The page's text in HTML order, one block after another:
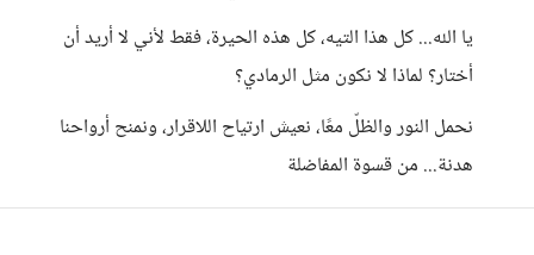
يا الله... كل هذا التيه، كل هذه الحيرة، فقط لأني لا أريد أن
أختار؟ لماذا لا نكون مثل الرمادي؟
نحمل النور والظلّ معًا، نعيش ارتياح اللاقرار، ونمنح أرواحنا
هدنة... من قسوة المفاضلة